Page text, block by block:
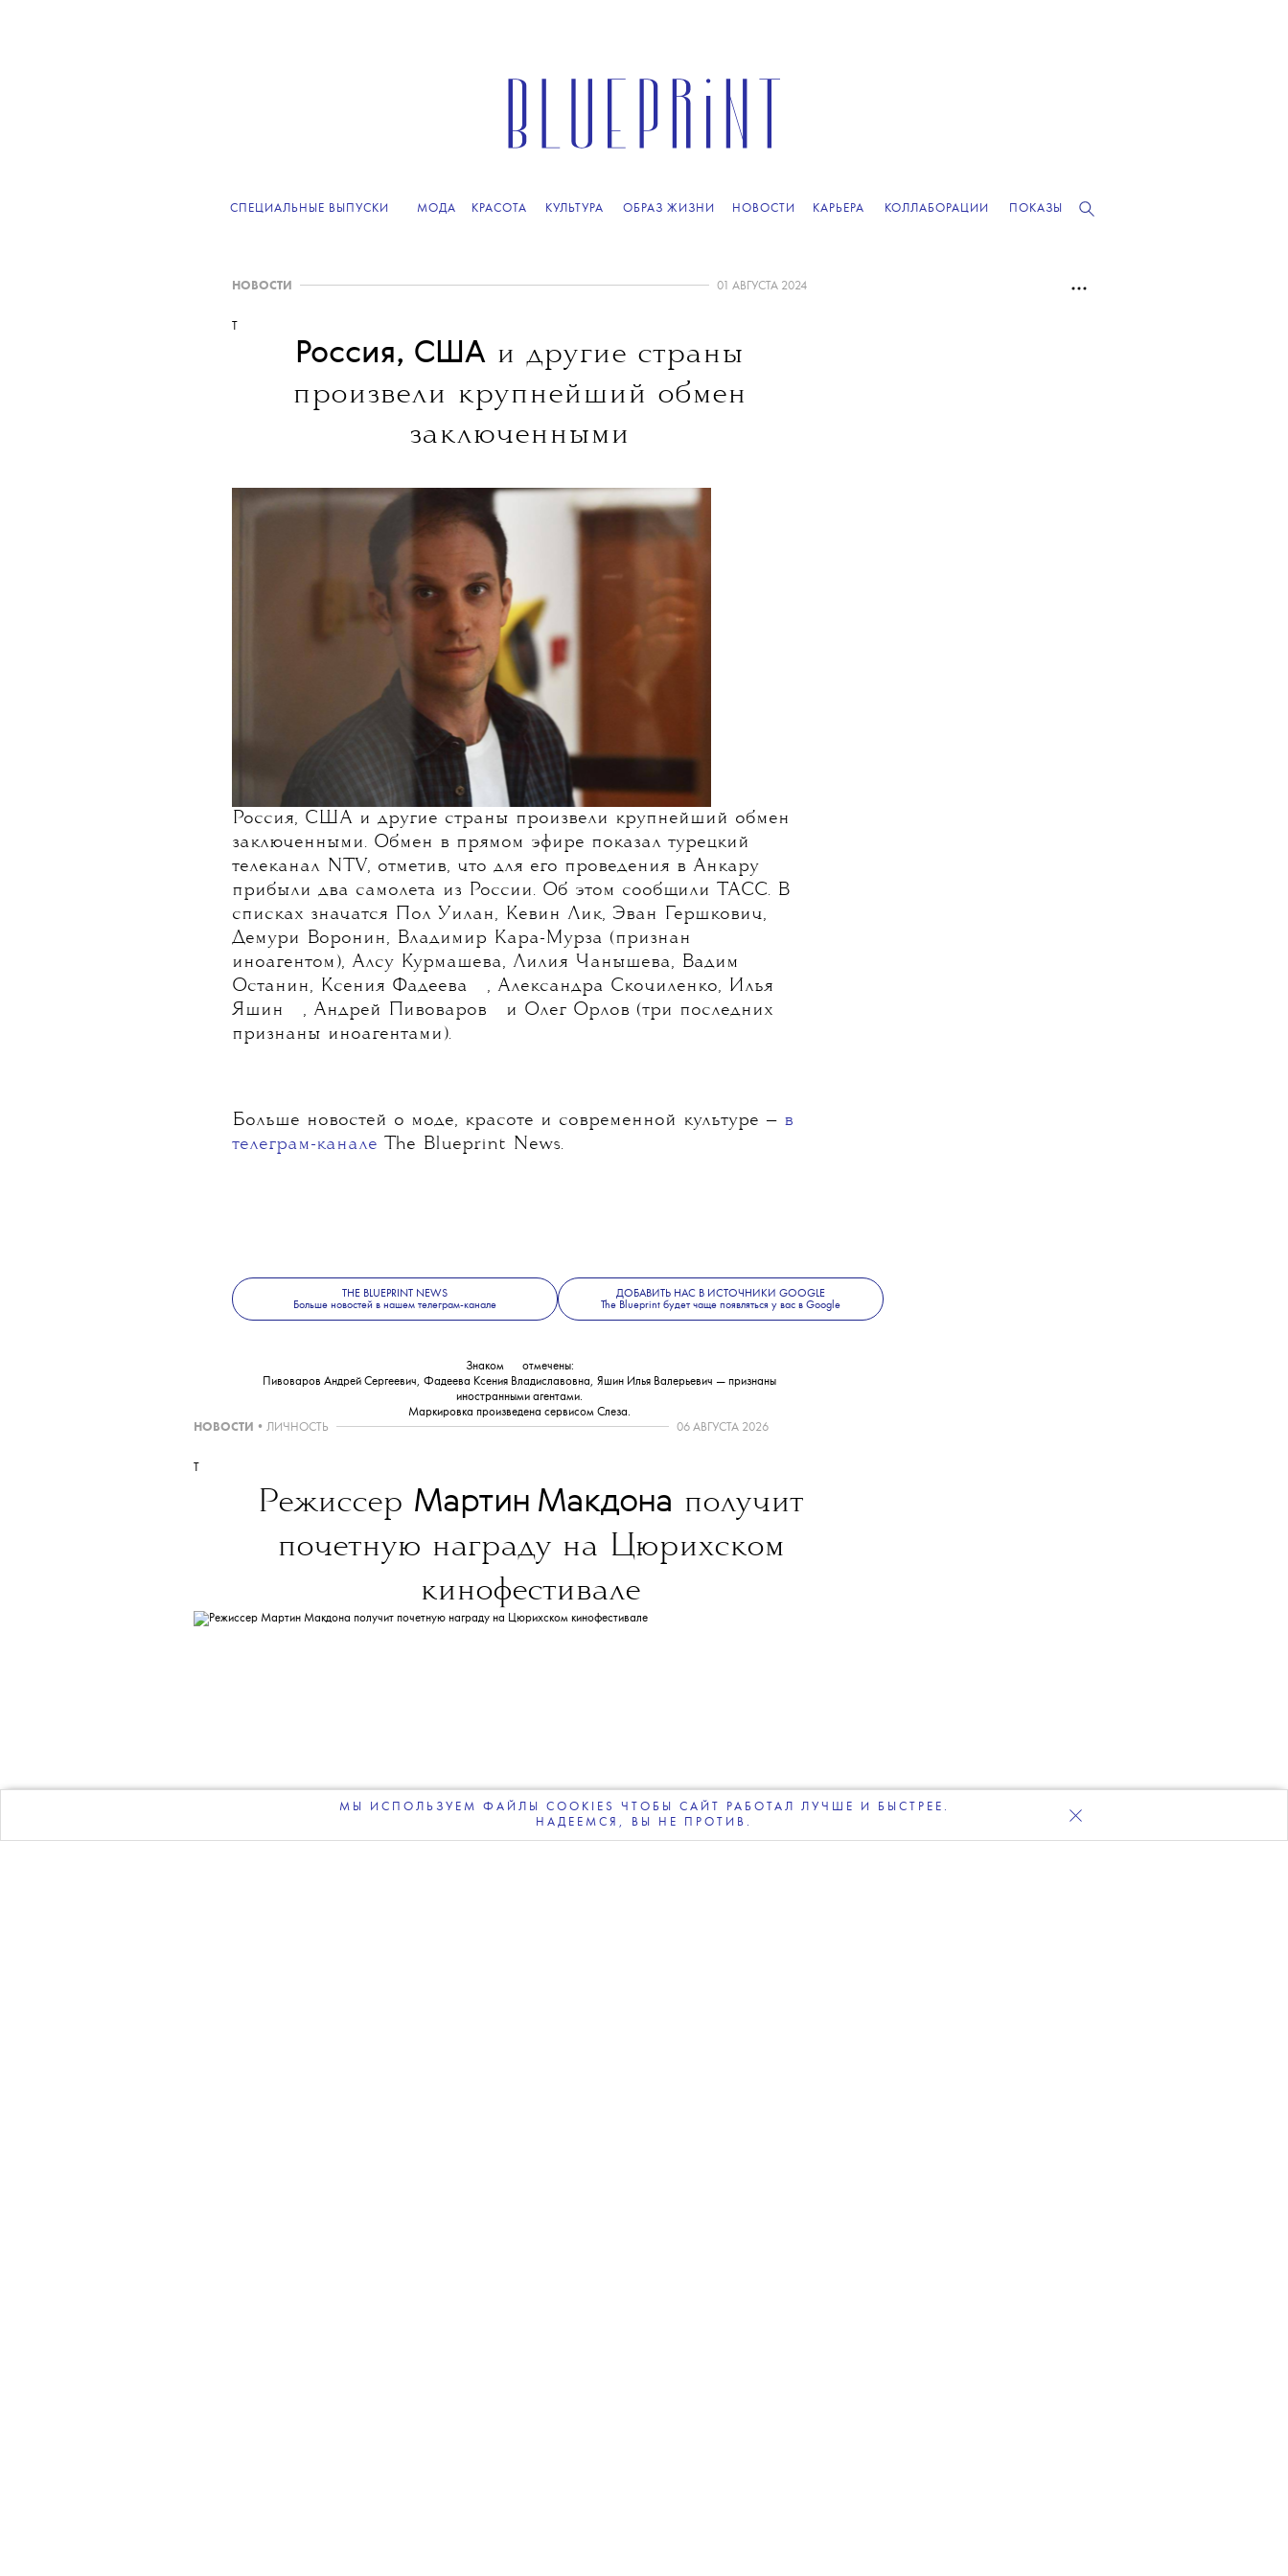
СПЕЦИАЛЬНЫЕ ВЫПУСКИ МОДА КРАСОТА КУЛЬТУРА ОБРАЗ ЖИЗНИ НОВОСТИ КАРЬЕРА КОЛЛАБОРАЦИИ ПОКАЗЫ
ПОДПИСЫВАЙТЕСЬ НА НАШУ ВЕЧЕРНЮЮ РАССЫЛКУ
НОВОСТИ 01 АВГУСТА 2024
T
Россия, США и другие страны
произвели крупнейший обмен
заключенными
Россия, США и другие страны произвели крупнейший обмен
заключенными. Обмен в прямом эфире показал турецкий
телеканал NTV, отметив, что для его проведения в Анкару
прибыли два самолета из России. Об этом сообщили ТАСС. В
списках значатся Пол Уилан, Кевин Лик, Эван Гершкович,
Демури Воронин, Владимир Кара-Мурза (признан
иноагентом), Алсу Курмашева, Лилия Чанышева, Вадим
Останин, Ксения Фадеева , Александра Скочиленко, Илья
Яшин
, Андрей Пивоваров
и Олег Орлов (три последних
признаны иноагентами).
Больше новостей о моде, красоте и современной культуре — в
телеграм-канале The Blueprint News.
THE BLUEPRINT NEWS
Больше новостей в нашем телеграм-канале
ДОБАВИТЬ НАС В ИСТОЧНИКИ GOOGLE
The Blueprint будет чаще появляться у вас в Google
Знаком
отмечены:
Пивоваров Андрей Сергеевич, Фадеева Ксения Владиславовна, Яшин Илья Валерьевич — признаны
иностранными агентами.
Маркировка произведена сервисом Слеза.
НОВОСТИ
• ЛИЧНОСТЬ 06 АВГУСТА 2026
T
Режиссер Мартин Макдона получит
почетную награду на Цюрихском
кинофестивале
МЫ ИСПОЛЬЗУЕМ ФАЙЛЫ COOKIES ЧТОБЫ САЙТ РАБОТАЛ ЛУЧШЕ И БЫСТРЕЕ.
НАДЕЕМСЯ, ВЫ НЕ ПРОТИВ.